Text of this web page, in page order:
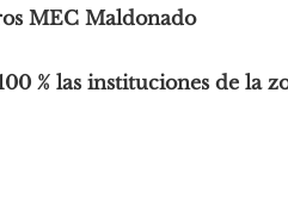
MEC Maldonado
% las instituciones de la